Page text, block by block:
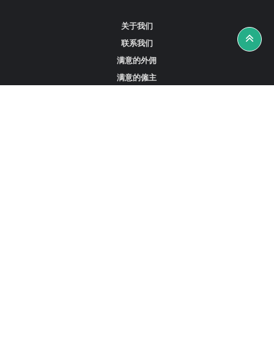
关于我们
联系我们
满意的外佣
满意的僱主